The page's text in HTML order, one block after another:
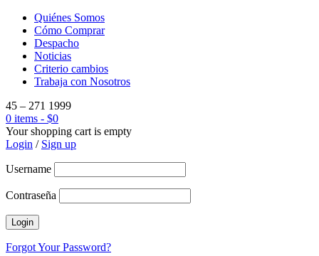
Quiénes Somos
Cómo Comprar
Despacho
Noticias
Criterio cambios
Trabaja con Nosotros
45 – 271 1999
0 items - $0
Your shopping cart is empty
Login / Sign up
Username
Contraseña
Forgot Your Password?